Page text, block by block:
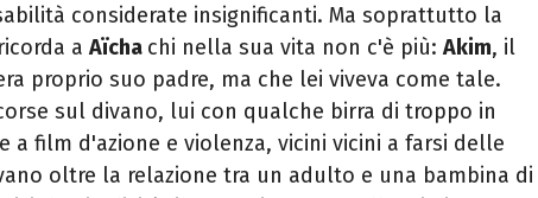
considerate insignificanti. Ma soprattutto la
a Aïcha chi nella sua vita non c'è più: Akim, il
proprio suo padre, ma che lei viveva come tale.
sul divano, lui con qualche birra di troppo in
a film d'azione e violenza, vicini vicini a farsi delle
oltre la relazione tra un adulto e una bambina di